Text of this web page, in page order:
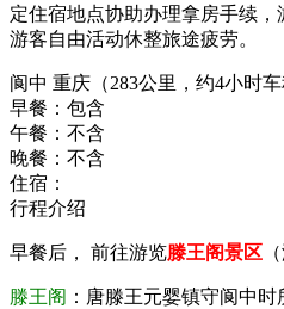
定住宿地点协助办理拿房手续
游客自由活动休整旅途疲劳。
阆中 重庆（283公里，约4小时车
早餐： 包含
午餐： 不含
晚餐： 不含
住宿：
行程介绍
早餐后， 前往游览滕王阁景区
滕王阁 ：唐滕王元婴镇守阆中